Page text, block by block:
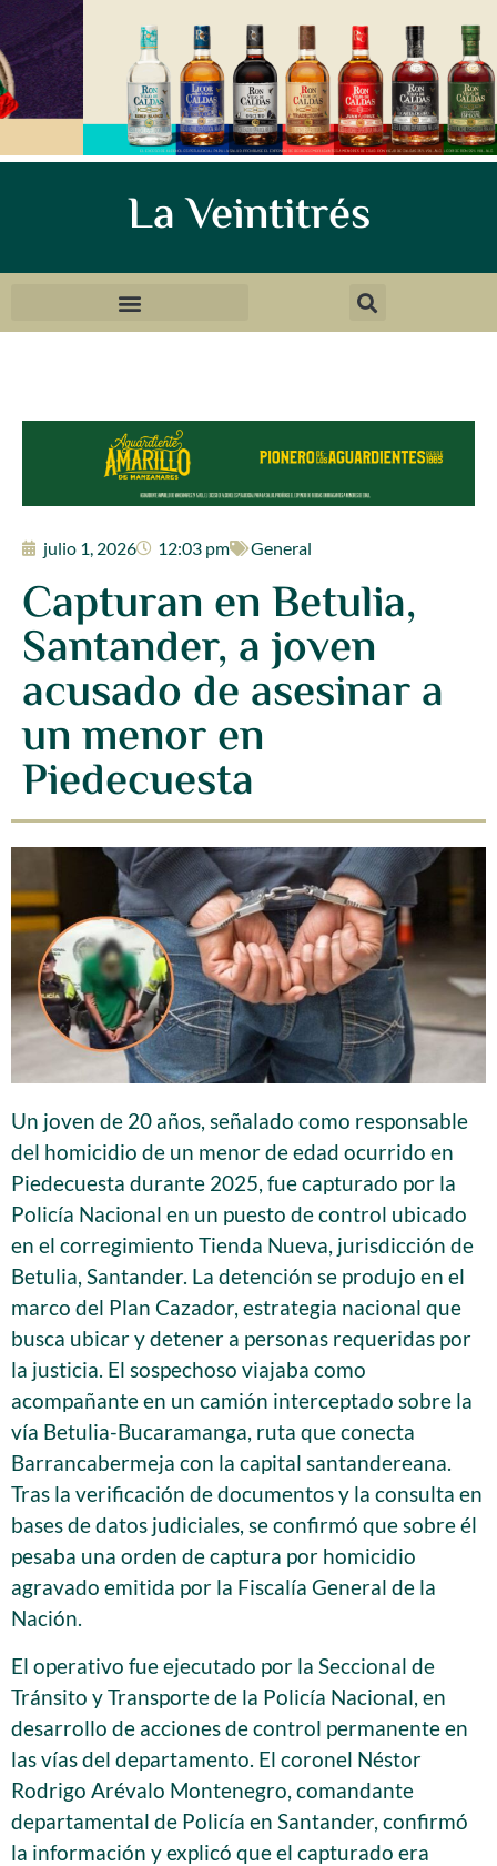
La Veintitrés
julio 1, 2026 12:03 pm General
Capturan en Betulia,
Santander, a joven
acusado de asesinar a
un menor en
Piedecuesta
Un joven de 20 años, señalado como responsable
del homicidio de un menor de edad ocurrido en
Piedecuesta durante 2025, fue capturado por la
Policía Nacional en un puesto de control ubicado
en el corregimiento Tienda Nueva, jurisdicción de
Betulia, Santander. La detención se produjo en el
marco del Plan Cazador, estrategia nacional que
busca ubicar y detener a personas requeridas por
la justicia. El sospechoso viajaba como
acompañante en un camión interceptado sobre la
vía Betulia-Bucaramanga, ruta que conecta
Barrancabermeja con la capital santandereana.
Tras la verificación de documentos y la consulta en
bases de datos judiciales, se confirmó que sobre él
pesaba una orden de captura por homicidio
agravado emitida por la Fiscalía General de la
Nación.
El operativo fue ejecutado por la Seccional de
Tránsito y Transporte de la Policía Nacional, en
desarrollo de acciones de control permanente en
las vías del departamento. El coronel Néstor
Rodrigo Arévalo Montenegro, comandante
departamental de Policía en Santander, confirmó
la información y explicó que el capturado era